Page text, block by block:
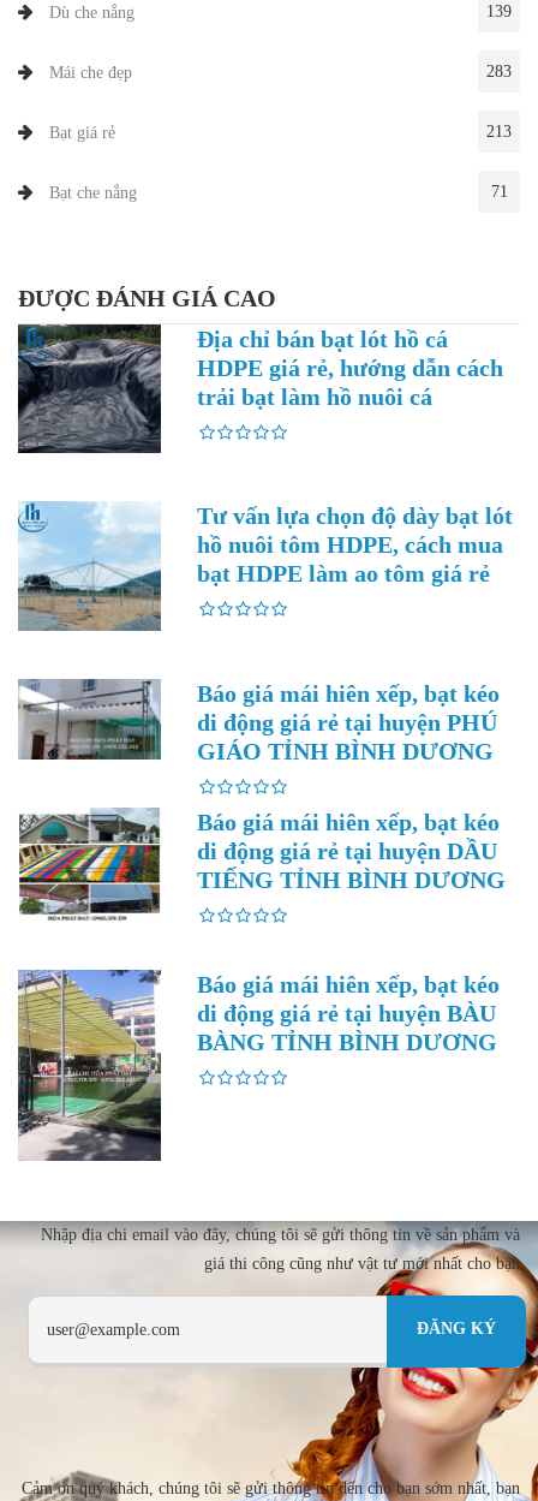
Dù che nắng 139
Mái che đẹp 283
Bạt giá rẻ 213
Bạt che nắng 71
ĐƯỢC ĐÁNH GIÁ CAO
Địa chỉ bán bạt lót hồ cá
HDPE giá rẻ, hướng dẫn cách
trải bạt làm hồ nuôi cá
Tư vấn lựa chọn độ dày bạt lót
hồ nuôi tôm HDPE, cách mua
bạt HDPE làm ao tôm giá rẻ
Báo giá mái hiên xếp, bạt kéo
di động giá rẻ tại huyện PHÚ
GIÁO TỈNH BÌNH DƯƠNG
Báo giá mái hiên xếp, bạt kéo
di động giá rẻ tại huyện DẦU
TIẾNG TỈNH BÌNH DƯƠNG
Báo giá mái hiên xếp, bạt kéo
di động giá rẻ tại huyện BÀU
BÀNG TỈNH BÌNH DƯƠNG
Nhập địa chi email vào đây, chúng tôi sẽ gửi thông tin về sản phẩm và
giá thi công cũng như vật tư mới nhất cho bạn
Cảm ơn quý khách, chúng tôi sẽ gửi thông tin đến cho bạn sớm nhất, bạn